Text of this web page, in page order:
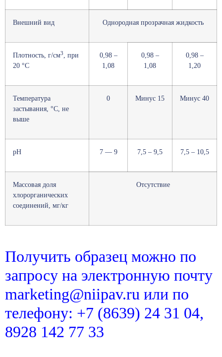
Внешний вид Однородная прозрачная жидкость
Плотность, г/см3
, при
20 °С
0,98 –
1,08
0,98 –
1,08
0,98 –
1,20
Температура
застывания, °С, не
выше
0 Минус 15 Минус 40
рН 7 — 9 7,5 – 9,5 7,5 – 10,5
Массовая доля
хлорорганических
соединений, мг/кг
Отсутствие
Получить образец можно по
запросу на электронную почту
marketing@niipav.ru или по
телефону: +7 (8639) 24 31 04,
8928 142 77 33